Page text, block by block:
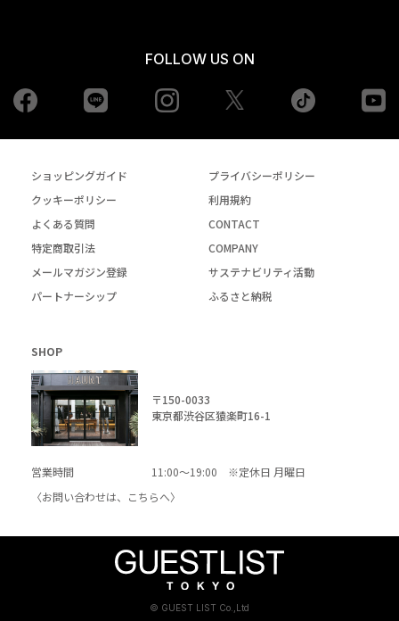
FOLLOW US ON
Facebook Instagram tiktok
ショッピングガイド
プライバシーポリシー
クッキーポリシー
利用規約
よくある質問
CONTACT
特定商取引法
COMPANY
メールマガジン登録
サステナビリティ活動
パートナーシップ
ふるさと納税
SHOP
〒150-0033
東京都渋谷区猿楽町16-1
営業時間
11:00～19:00 ※定休日 月曜日
〈お問い合わせは、
こちらへ〉
© GUEST LIST Co.,Ltd